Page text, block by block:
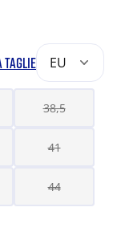
TAGLIE EU
38,5
41
44